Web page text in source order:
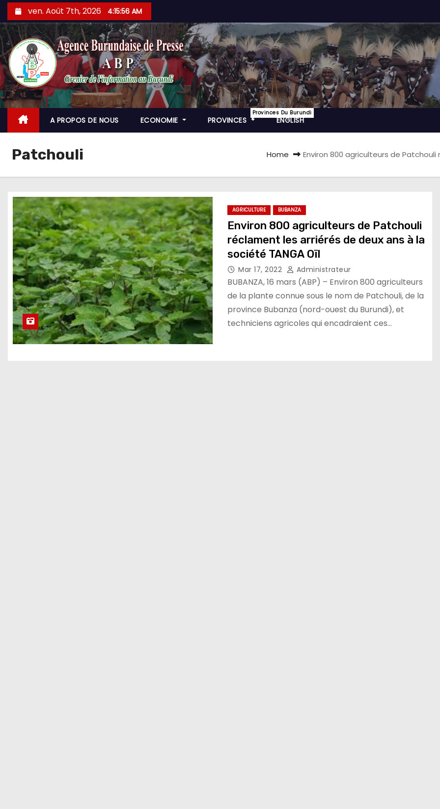
Skip
to
content
ven. Août 7th, 2026 4:15:58 AM
A PROPOS DE NOUS ECONOMIE PROVINCES
Provinces Du Burundi
ENGLISH
Patchouli Home Environ 800 agriculteurs de
AGRICULTURE BUBANZA
Environ 800 agriculteurs de Patchouli
réclament les arriérés de deux ans à la
société TANGA Oïl
Mar 17, 2022 Administrateur
BUBANZA, 16 mars (ABP) – Environ 800 agriculteurs
de la plante connue sous le nom de Patchouli, de la
province Bubanza (nord-ouest du Burundi), et
techniciens agricoles qui encadraient ces…